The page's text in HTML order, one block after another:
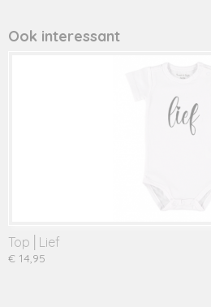
Ook interessant
Top│Lief
€ 14,95